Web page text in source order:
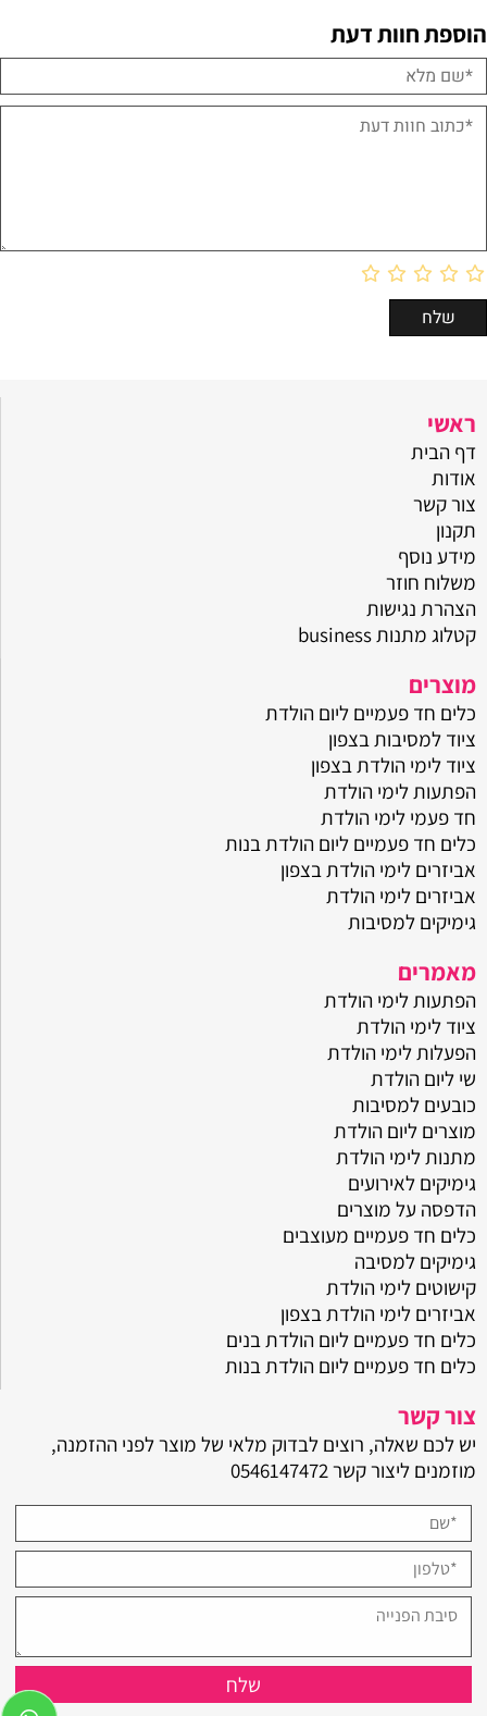
הוספת חוות דעת
ראשי
דף הבית
אודות
צור קשר
תקנון
מידע נוסף
משלוח חוזר
הצהרת נגישות
קטלוג מתנות business
מוצרים
כלים חד פעמיים ליום הולדת
ציוד למסיבות בצפון
ציוד לימי הולדת בצפון
הפתעות לימי הולדת
חד פעמי לימי הולדת
כלים חד פעמיים ליום הולדת בנות
אביזרים לימי הולדת בצפון
אביזרים לימי הולדת
גימיקים למסיבות
מאמרים
הפתעות לימי הולדת
ציוד לימי הולדת
הפעלות לימי הולדת
שי ליום הולדת
כובעים למסיבות
מוצרים ליום הולדת
מתנות לימי הולדת
גימיקים לאירועים
הדפסה על מוצרים
כלים חד פעמיים מעוצבים
גימיקים למסיבה
קישוטים לימי הולדת
אביזרים לימי הולדת בצפון
כלים חד פעמיים ליום הולדת בנים
כלים חד פעמיים ליום הולדת בנות
צור קשר
יש לכם שאלה, רוצים לבדוק מלאי של מוצר לפני ההזמנה,
מוזמנים ליצור קשר0546147472